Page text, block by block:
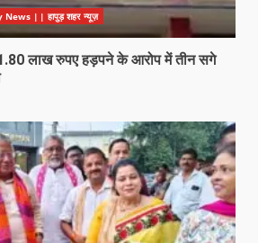
News || हापुड़ शहर न्यूज़
लाख रुपए हड़पने के आरोप में तीन सगे